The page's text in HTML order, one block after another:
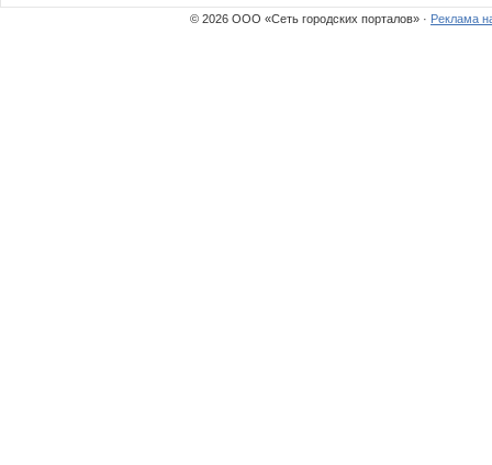
© 2026 ООО «Сеть городских порталов» · Реклама